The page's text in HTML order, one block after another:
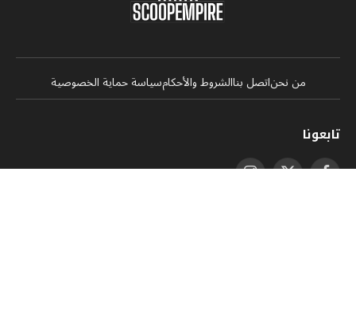
من نحناتصل بناالشروط والأحكامسياسة حماية الخصوصية
تابعونا